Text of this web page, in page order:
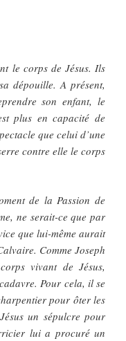
le corps de Jésus. Ils
dépouille. A présent,
son enfant, le
plus en capacité de
que celui d’une
contre elle le corps
de la Passion de
ne serait-ce que par
que lui-même aurait
Comme Joseph
vivant de Jésus,
Pour cela, il se
pour ôter les
un sépulcre pour
lui a procuré un